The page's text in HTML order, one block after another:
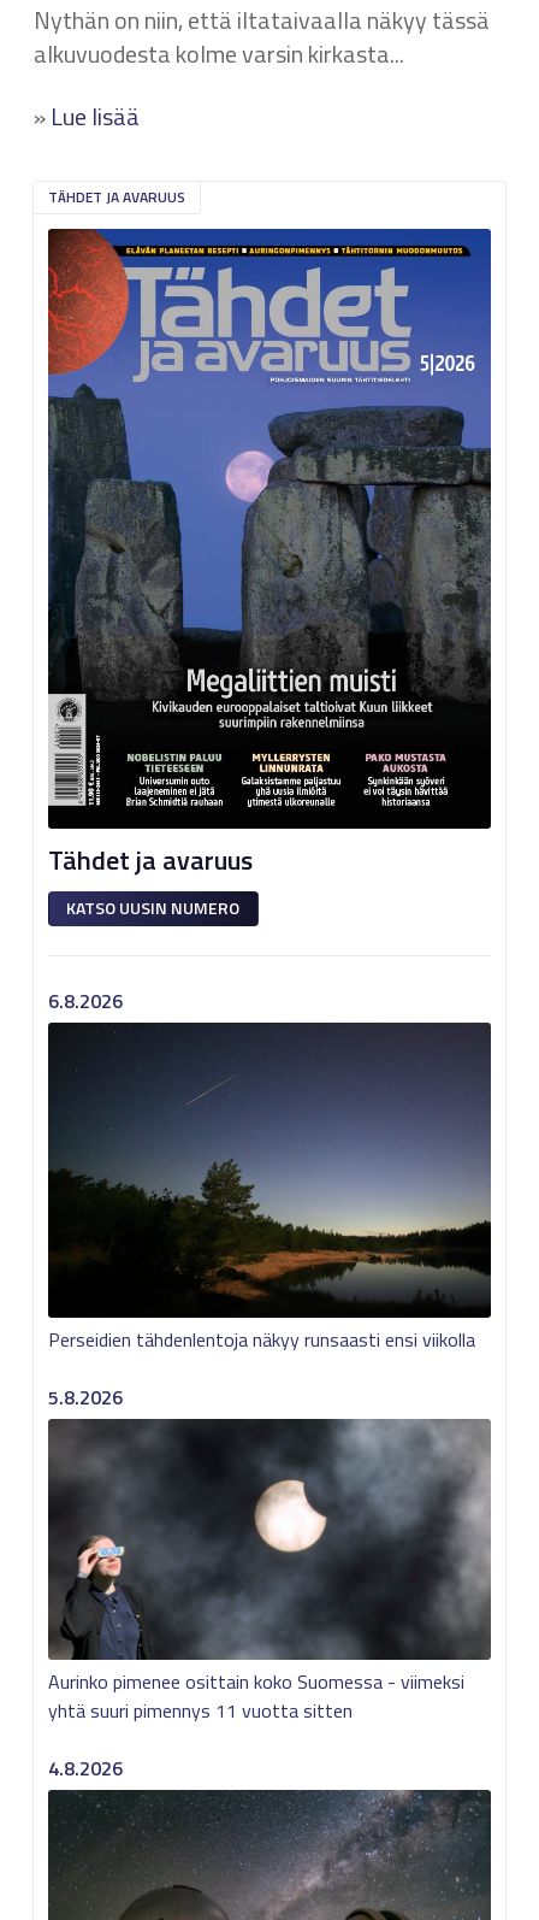
Nythän on niin, että iltataivaalla näkyy tässä
alkuvuodesta kolme varsin kirkasta...
»Lue lisää
TÄHDET JA AVARUUS
Tähdet ja avaruus
KATSO UUSIN NUMERO
6.8.2026
Perseidien tähdenlentoja näkyy runsaasti ensi viikolla
5.8.2026
Aurinko pimenee osittain koko Suomessa - viimeksi
yhtä suuri pimennys 11 vuotta sitten
4.8.2026